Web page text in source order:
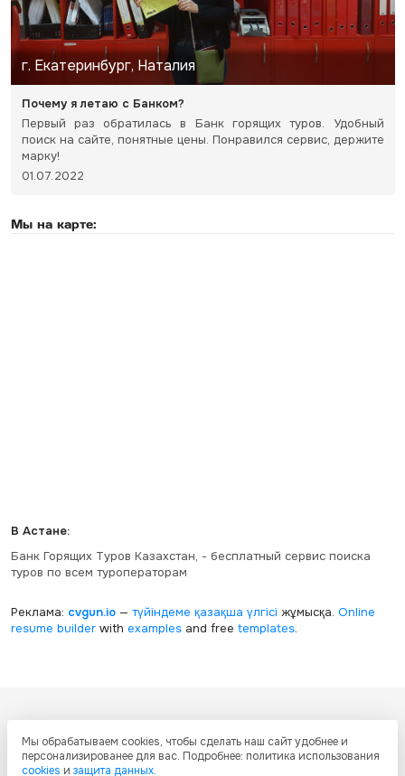
г. Екатеринбург, Наталия
Почему я летаю с Банком?
Первый раз обратилась в Банк горящих туров. Удобный
поиск на сайте, понятные цены. Понравился сервис, держите
марку!
01.07.2022
Мы на карте:
В Астане:
Банк Горящих Туров Казахстан, - бесплатный сервис поиска
туров по всем туроператорам
Реклама: cvgun.io— түйіндеме қазақша үлгісі жұмысқа. Online
resume builderwith examplesand free templates.
графическое содержание, структуру и оформление страниц защищены
международными соглашениями и законодательством Республики
Мы обрабатываем cookies, чтобы сделать наш сайт удобнее и
персонализированее для вас. Подробнее: политика использования
cookies и защита данных.